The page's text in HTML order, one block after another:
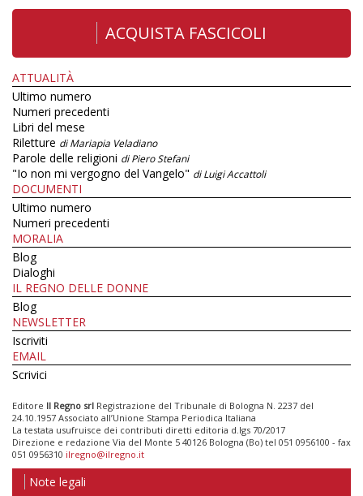
ACQUISTA FASCICOLI
ATTUALITÀ
Ultimo numero
Numeri precedenti
Libri del mese
Riletture di Mariapia Veladiano
Parole delle religioni di Piero Stefani
"Io non mi vergogno del Vangelo" di Luigi Accattoli
DOCUMENTI
Ultimo numero
Numeri precedenti
MORALIA
Blog
Dialoghi
IL REGNO DELLE DONNE
Blog
NEWSLETTER
Iscriviti
EMAIL
Scrivici
Editore Il Regno srl Registrazione del Tribunale di Bologna N. 2237 del
24.10.1957 Associato all’Unione Stampa Periodica Italiana
La testata usufruisce dei contributi diretti editoria d.lgs 70/2017
Direzione e redazione Via del Monte 5 40126 Bologna (Bo) tel 051 0956100 - fax
051 0956310 ilregno@ilregno.it
Note legali